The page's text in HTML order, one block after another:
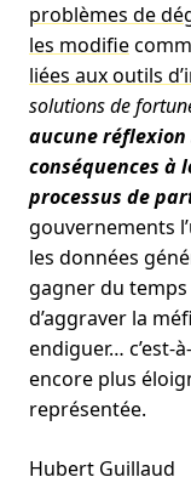
problèmes de
les modifie
liées aux outils
solutions de
aucune
conséquences à
processus de
gouvernements
les données
gagner du
d’aggraver la
endiguer… c’est-
encore plus
représentée.
Hubert Guillaud